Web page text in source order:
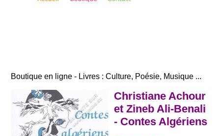
Boutique en ligne - Livres : Culture, Poésie, Musique ...
Christiane Achour
et Zineb Ali-Benali
- Contes Algériens